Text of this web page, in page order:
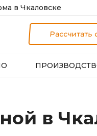
в Чкаловске
Рассчитать
в